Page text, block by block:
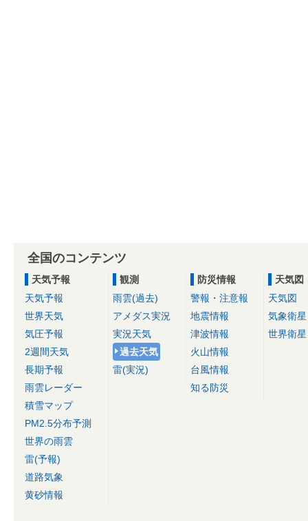
全国のコンテンツ
天気予報
天気予報
世界天気
気圧予報
2週間天気
長期予報
雨雲レーダー
積雪マップ
PM2.5分布予測
世界の雨雲
雷(予報)
道路気象
黄砂情報
観測
雨雲(過去)
アメダス実況
実況天気
過去天気
雷(実況)
防災情報
警報・注意報
地震情報
津波情報
火山情報
台風情報
知る防災
天気図
天気図
気象衛星
世界衛星